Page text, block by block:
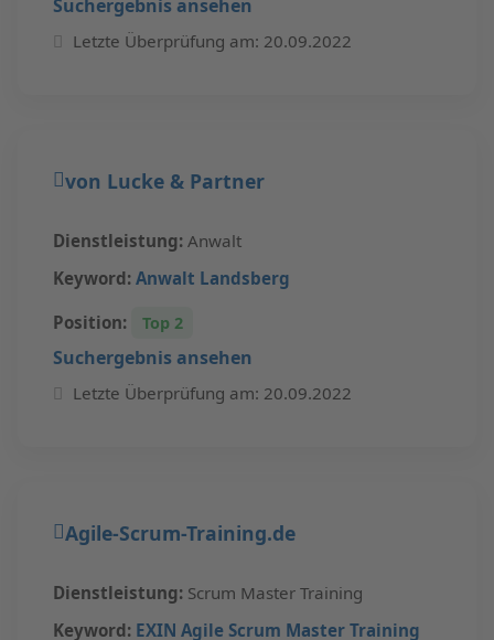
Suchergebnis ansehen
Letzte Überprüfung am: 20.09.2022
von Lucke & Partner
Dienstleistung: Anwalt
Keyword: Anwalt Landsberg
Position: Top 2
Suchergebnis ansehen
Letzte Überprüfung am: 20.09.2022
Agile-Scrum-Training.de
Dienstleistung: Scrum Master Training
Keyword: EXIN Agile Scrum Master Training